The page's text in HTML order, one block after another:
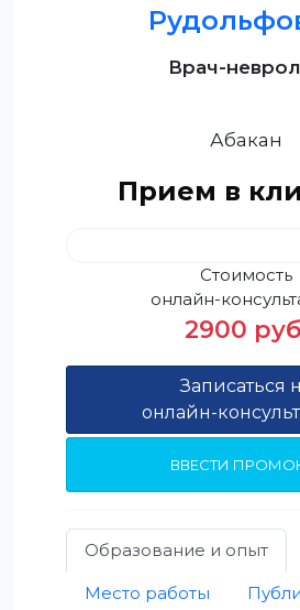
Врач-
Абакан
Прием в
Стоимость
онлайн-
2900
Записаться
онлайн-
ВВЕСТИ
Образование и опыт
Место работы